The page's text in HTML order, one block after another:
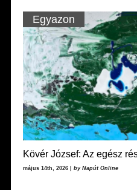
Egyazon
Kövér József: Az egész
május 14th, 2026 | by Napút Online